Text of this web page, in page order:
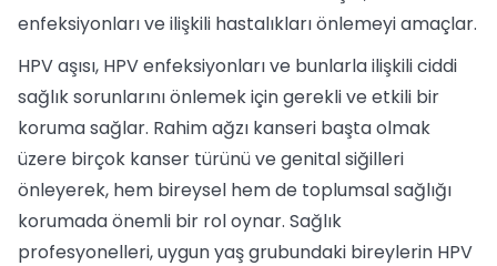
enfeksiyonları ve ilişkili hastalıkları önlemeyi amaçlar.
HPV aşısı, HPV enfeksiyonları ve bunlarla ilişkili ciddi
sağlık sorunlarını önlemek için gerekli ve etkili bir
koruma sağlar. Rahim ağzı kanseri başta olmak
üzere birçok kanser türünü ve genital siğilleri
önleyerek, hem bireysel hem de toplumsal sağlığı
korumada önemli bir rol oynar. Sağlık
profesyonelleri, uygun yaş grubundaki bireylerin HPV